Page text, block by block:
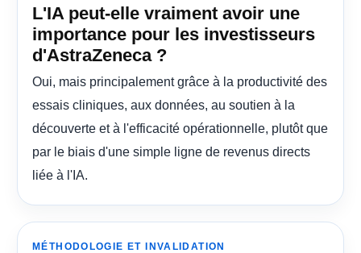
L'IA peut-elle vraiment avoir une
importance pour les investisseurs
d'AstraZeneca ?
Oui, mais principalement grâce à la productivité des
essais cliniques, aux données, au soutien à la
découverte et à l'efficacité opérationnelle, plutôt que
par le biais d'une simple ligne de revenus directs
liée à l'IA.
MÉTHODOLOGIE ET INVALIDATION